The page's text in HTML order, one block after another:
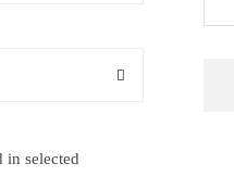
in selected